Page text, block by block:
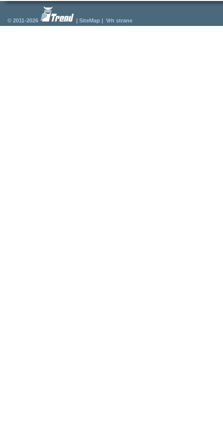
© 2011-2026 | SiteMap | Vrh strane